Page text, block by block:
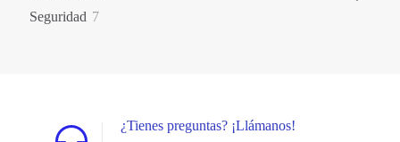
Seguridad 77
¿Tienes preguntas? ¡Llámanos!